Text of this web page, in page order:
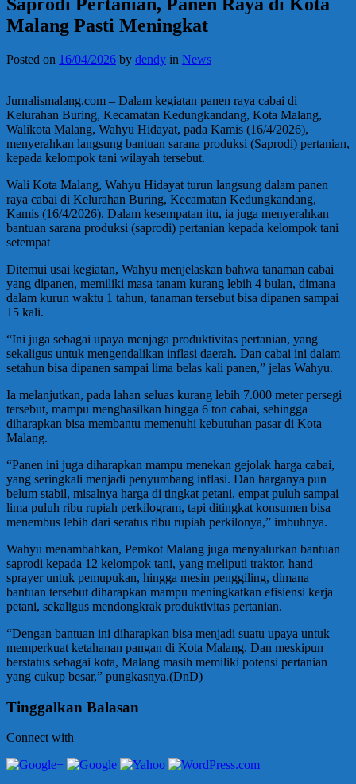
Malang Pasti Meningkat
Posted on 16/04/2026 by dendy in News
Jurnalismalang.com – Dalam kegiatan panen raya cabai di
Kelurahan Buring, Kecamatan Kedungkandang, Kota Malang,
Walikota Malang, Wahyu Hidayat, pada Kamis (16/4/2026),
menyerahkan langsung bantuan sarana produksi (Saprodi) pertanian,
kepada kelompok tani wilayah tersebut.
Wali Kota Malang, Wahyu Hidayat turun langsung dalam panen
raya cabai di Kelurahan Buring, Kecamatan Kedungkandang,
Kamis (16/4/2026). Dalam kesempatan itu, ia juga menyerahkan
bantuan sarana produksi (saprodi) pertanian kepada kelompok tani
setempat
Ditemui usai kegiatan, Wahyu menjelaskan bahwa tanaman cabai
yang dipanen, memiliki masa tanam kurang lebih 4 bulan, dimana
dalam kurun waktu 1 tahun, tanaman tersebut bisa dipanen sampai
15 kali.
“Ini juga sebagai upaya menjaga produktivitas pertanian, yang
sekaligus untuk mengendalikan inflasi daerah. Dan cabai ini dalam
setahun bisa dipanen sampai lima belas kali panen,” jelas Wahyu.
Ia melanjutkan, pada lahan seluas kurang lebih 7.000 meter persegi
tersebut, mampu menghasilkan hingga 6 ton cabai, sehingga
diharapkan bisa membantu memenuhi kebutuhan pasar di Kota
Malang.
“Panen ini juga diharapkan mampu menekan gejolak harga cabai,
yang seringkali menjadi penyumbang inflasi. Dan harganya pun
belum stabil, misalnya harga di tingkat petani, empat puluh sampai
lima puluh ribu rupiah perkilogram, tapi ditingkat konsumen bisa
menembus lebih dari seratus ribu rupiah perkilonya,” imbuhnya.
Wahyu menambahkan, Pemkot Malang juga menyalurkan bantuan
saprodi kepada 12 kelompok tani, yang meliputi traktor, hand
sprayer untuk pemupukan, hingga mesin penggiling, dimana
bantuan tersebut diharapkan mampu meningkatkan efisiensi kerja
petani, sekaligus mendongkrak produktivitas pertanian.
“Dengan bantuan ini diharapkan bisa menjadi suatu upaya untuk
memperkuat ketahanan pangan di Kota Malang. Dan meskipun
berstatus sebagai kota, Malang masih memiliki potensi pertanian
yang cukup besar,” pungkasnya.(DnD)
Tinggalkan Balasan
Connect with